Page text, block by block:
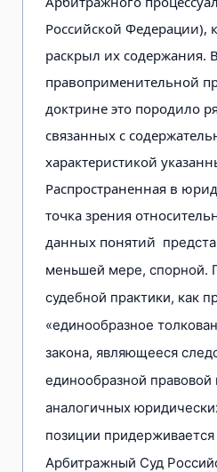
Российской Федерации),
раскрыл их содержания. В
правоприменительной
доктрине это породило
связанных с
характеристикой
Распространенная в
точка зрения
данных понятий
меньшей мере, спорной.
судебной практики, как
«единообразное
закона, являющееся
единообразной правовой
аналогичных
позиции
Арбитражный Суд